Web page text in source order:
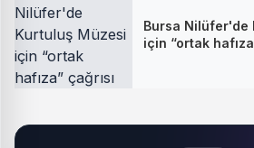
Bursa Nilüfer'de
için “ortak